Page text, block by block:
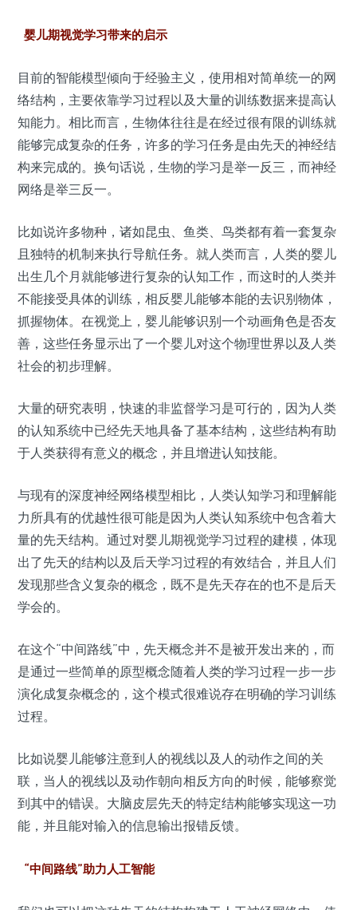
婴儿期视觉学习带来的启示
目前的智能模型倾向于经验主义，使用相对简单统一的网
络结构，主要依靠学习过程以及大量的训练数据来提高认
知能力。相比而言，生物体往往是在经过很有限的训练就
能够完成复杂的任务，许多的学习任务是由先天的神经结
构来完成的。换句话说， 生物的学习是举一反三，而神经
网络是举三反一。
比如说许多物种，诸如昆虫、鱼类、鸟类都有着一套复杂
且独特的机制来执行导航任务。就人类而言，人类的婴儿
出生几个月就能够进行复杂的认知工作，而这时的人类并
不能接受具体的训练，相反婴儿能够本能的去识别物体，
抓握物体。在视觉上，婴儿能够识别一个动画角色是否友
善，这些任务显示出了一个婴儿对这个物理世界以及人类
社会的初步理解。
大量的研究表明，快速的非监督学习是可行的，因为人类
的认知系统中已经先天地具备了基本结构，这些结构有助
于人类获得有意义的概念，并且增进认知技能。
与现有的深度神经网络模型相比， 人类认知学习和理解能
力所具有的优越性很可能是因为人类认知系统中包含着大
量的先天结构。通过对婴儿期视觉学习过程的建模，体现
出了先天的结构以及后天学习过程的有效结合，并且人们
发现那些含义复杂的概念，既不是先天存在的也不是后天
学会的。
在这个“中间路线”中，先天概念并不是被开发出来的，而
是通过一些简单的原型概念随着人类的学习过程一步一步
演化成复杂概念的，这个模式很难说存在明确的学习训练
过程。
比如说婴儿能够注意到人的视线以及人的动作之间的关
联，当人的视线以及动作朝向相反方向的时候，能够察觉
到其中的错误。大脑皮层先天的特定结构能够实现这一功
能，并且能对输入的信息输出报错反馈。
“中间路线”助力人工智能